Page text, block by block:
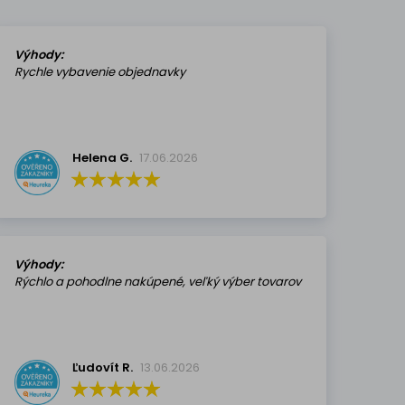
Výhody:
Rychle vybavenie objednavky
Helena G. 17.06.2026
Výhody:
Rýchlo a pohodlne nakúpené, veľký výber tovarov
Ľudovít R. 13.06.2026